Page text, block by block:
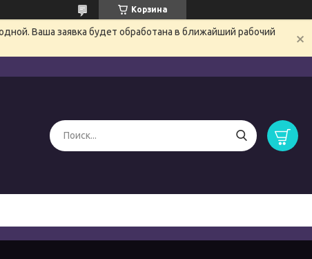
Корзина
Ваша заявка будет обработана в ближайший рабочий